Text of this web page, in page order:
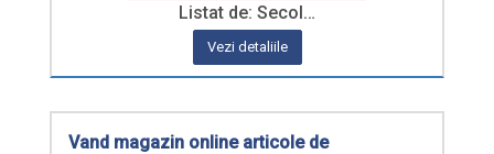
Listat de: Secol…
Vezi detaliile
Vand magazin online articole de